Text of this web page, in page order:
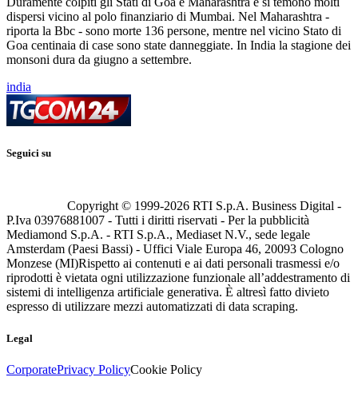
dispersi vicino al polo finanziario di Mumbai. Nel Maharashtra -
riporta la Bbc - sono morte 136 persone, mentre nel vicino Stato di
Goa centinaia di case sono state danneggiate. In India la stagione dei
monsoni dura da giugno a settembre.
india
Seguici su
Copyright © 1999-2026 RTI S.p.A. Business Digital -
P.Iva 03976881007 - Tutti i diritti riservati - Per la pubblicità
Mediamond S.p.A. - RTI S.p.A., Mediaset N.V., sede legale
Amsterdam (Paesi Bassi) - Uffici Viale Europa 46, 20093 Cologno
Monzese (MI)Rispetto ai contenuti e ai dati personali trasmessi e/o
riprodotti è vietata ogni utilizzazione funzionale all’addestramento di
sistemi di intelligenza artificiale generativa. È altresì fatto divieto
espresso di utilizzare mezzi automatizzati di data scraping.
Legal
CorporatePrivacy PolicyCookie Policy